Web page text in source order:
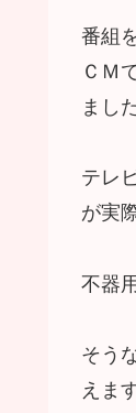
番組
ＣＭ
まし
テレ
が実
不器
そう
えま